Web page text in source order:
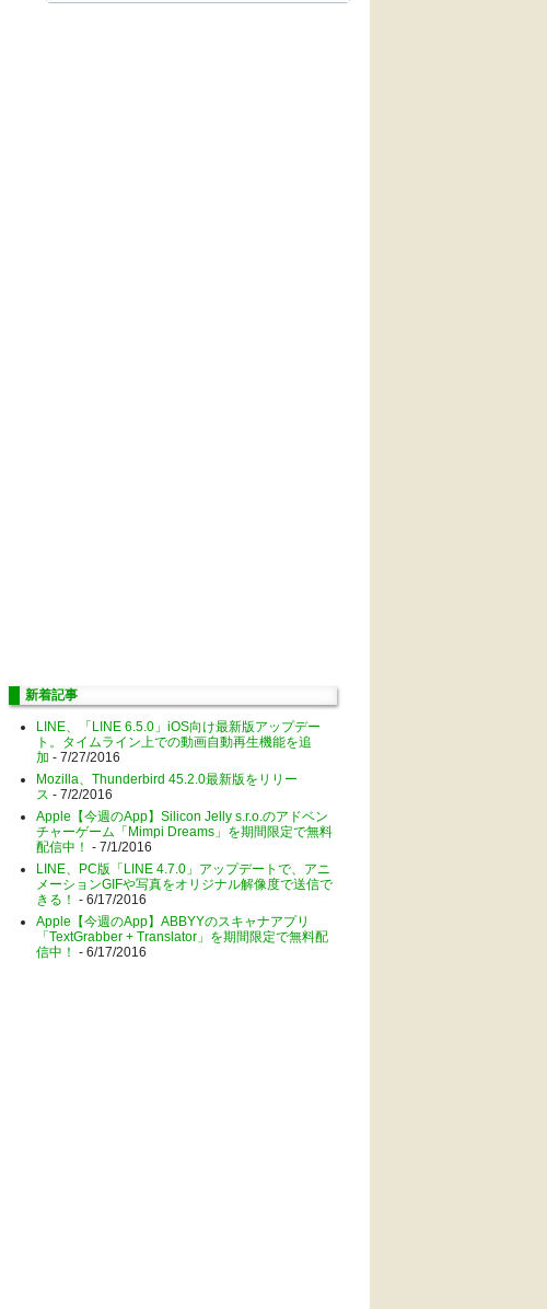
新着記事
LINE、「LINE 6.5.0」iOS向け最新版アップデー
ト。タイムライン上での動画自動再生機能を追
加 - 7/27/2016
Mozilla、Thunderbird 45.2.0最新版をリリー
ス - 7/2/2016
Apple【今週のApp】Silicon Jelly s.r.o.のアドベン
チャーゲーム「Mimpi Dreams」を期間限定で無料
配信中！ - 7/1/2016
LINE、PC版「LINE 4.7.0」アップデートで、アニ
メーションGIFや写真をオリジナル解像度で送信で
きる！ - 6/17/2016
Apple【今週のApp】ABBYYのスキャナアプリ
「TextGrabber + Translator」を期間限定で無料配
信中！ - 6/17/2016